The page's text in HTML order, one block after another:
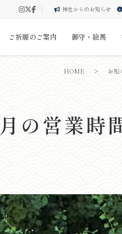
神社からのお知らせ
ご祈願のご案内 御守・絵馬
の営業時
HOME > お知